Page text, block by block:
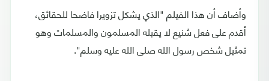
وأضاف أن هذا الفيلم "الذي يشكل تزويرا فاضحا للحقائق،
أقدم على فعل شنيع لا يقبله المسلمون والمسلمات وهو
تمثيل شخص رسول الله صلى الله عليه وسلم".